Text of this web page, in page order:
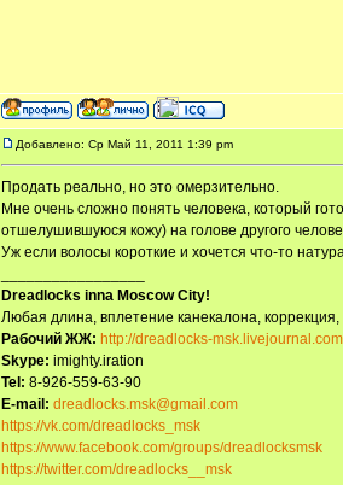
Добавлено: Ср Май 11, 2011 1:39 pm
Продать реально, но это омерзительно.
Мне очень сложно понять человека, который
отшелушившуюся кожу) на голове другого
Уж если волосы короткие и хочется что-то
Dreadlocks inna Moscow Сity!
Любая длина, вплетение канекалона,
Рабочий ЖЖ: http://dreadlocks-
Skype: imighty.iration
Tel: 8-926-559-63-90
E-mail: dreadlocks.msk@gmail.com
https://vk.com/dreadlocks_msk
https://www.facebook.com/groups/dreadlocksmsk
https://twitter.com/dreadlocks__msk